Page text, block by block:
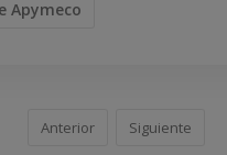
Apymeco
Anterior Siguiente